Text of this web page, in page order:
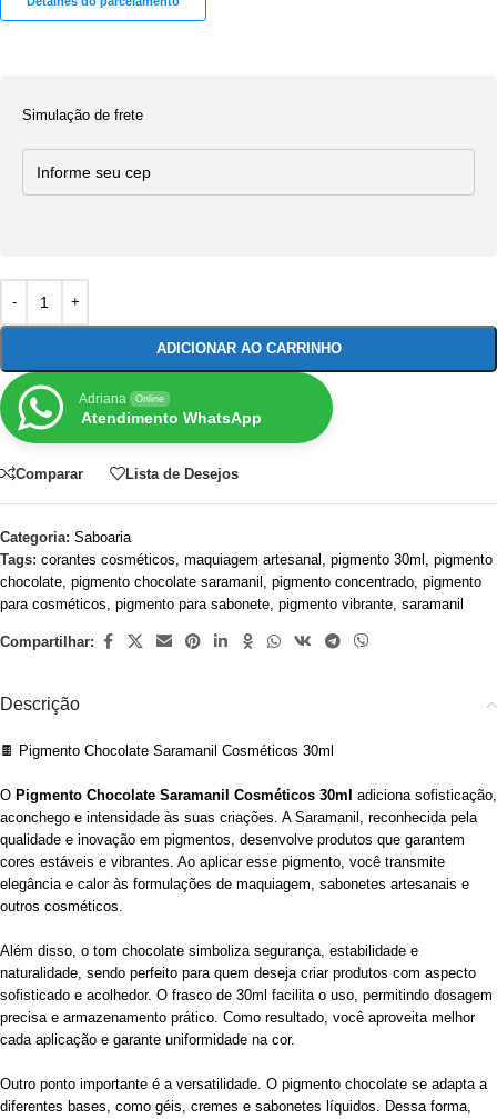
Simulação de frete
ADICIONAR AO CARRINHO
Adriana Online
Atendimento WhatsApp
Comparar Lista de Desejos
Categoria: Saboaria
Tags: corantes cosméticos, maquiagem artesanal , pigmento 30ml , pigmento
chocolate, pigmento chocolate saramanil , pigmento concentrado, pigmento
para cosméticos, pigmento para sabonete, pigmento vibrante, saramanil
Compartilhar:
Descrição
🍫 Pigmento Chocolate Saramanil Cosméticos 30ml
O Pigmento Chocolate Saramanil Cosméticos 30ml adiciona sofisticação,
aconchego e intensidade às suas criações. A Saramanil, reconhecida pela
qualidade e inovação em pigmentos, desenvolve produtos que garantem
cores estáveis e vibrantes. Ao aplicar esse pigmento, você transmite
elegância e calor às formulações de maquiagem, sabonetes artesanais e
outros cosméticos.
Além disso, o tom chocolate simboliza segurança, estabilidade e
naturalidade, sendo perfeito para quem deseja criar produtos com aspecto
sofisticado e acolhedor. O frasco de 30ml facilita o uso, permitindo dosagem
precisa e armazenamento prático. Como resultado, você aproveita melhor
cada aplicação e garante uniformidade na cor.
Outro ponto importante é a versatilidade. O pigmento chocolate se adapta a
diferentes bases, como géis, cremes e sabonetes líquidos. Dessa forma,